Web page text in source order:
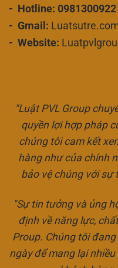
- Hotline: 0981300922
- Gmail:
- Website:
"Luật PVL Group
quyền lợi hợp pháp
chúng tôi cam kết
hàng như của chính
bảo vệ chúng với sự
"Sự tin tưởng và ủng
định về năng lực,
Proup. Chúng tôi
ngày để mang lại